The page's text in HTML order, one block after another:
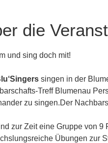
die
und sing doch mit!
singen in der
Treff Blumenau
zu singen.Der
zur Zeit eine Gruppe von 9
Übungen zur